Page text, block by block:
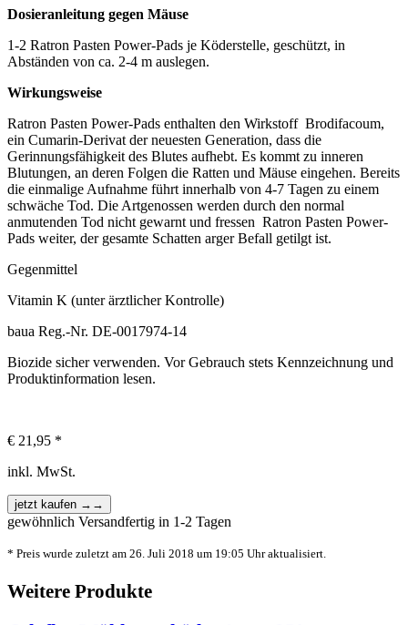
Dosieranleitung gegen Mäuse
1-2 Ratron Pasten Power-Pads je Köderstelle, geschützt, in
Abständen von ca. 2-4 m auslegen.
Wirkungsweise
Ratron Pasten Power-Pads enthalten den Wirkstoff Brodifacoum,
ein Cumarin-Derivat der neuesten Generation, dass die
Gerinnungsfähigkeit des Blutes aufhebt. Es kommt zu inneren
Blutungen, an deren Folgen die Ratten und Mäuse eingehen. Bereits
die einmalige Aufnahme führt innerhalb von 4-7 Tagen zu einem
schwäche Tod. Die Artgenossen werden durch den normal
anmutenden Tod nicht gewarnt und fressen Ratron Pasten Power-
Pads weiter, der gesamte Schatten arger Befall getilgt ist.
Gegenmittel
Vitamin K (unter ärztlicher Kontrolle)
baua Reg.-Nr. DE-0017974-14
Biozide sicher verwenden. Vor Gebrauch stets Kennzeichnung und
Produktinformation lesen.
€ 21,95 *
inkl. MwSt.
gewöhnlich Versandfertig in 1-2 Tagen
* Preis wurde zuletzt am 26. Juli 2018 um 19:05 Uhr aktualisiert.
Weitere Produkte